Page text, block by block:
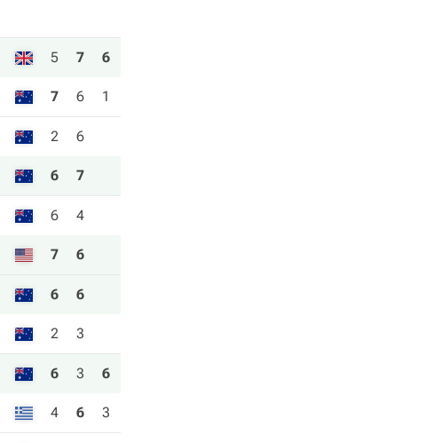
5 7 6
7 6 1
2 6
6 7
6 4
7 6
6 6
2 3
6 3 6
4 6 3